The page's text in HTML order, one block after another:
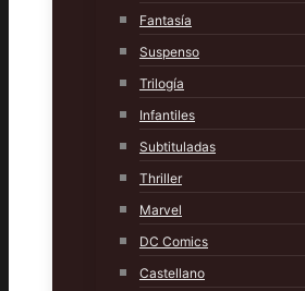
Fantasía
Suspenso
Trilogía
Infantiles
Subtituladas
Thriller
Marvel
DC Comics
Castellano